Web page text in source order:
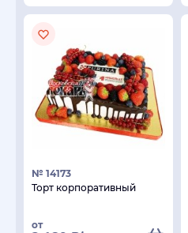
№ 14173
Торт корпоративный
от